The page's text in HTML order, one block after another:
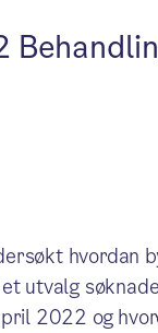
hvordan
utvalg
2022 og